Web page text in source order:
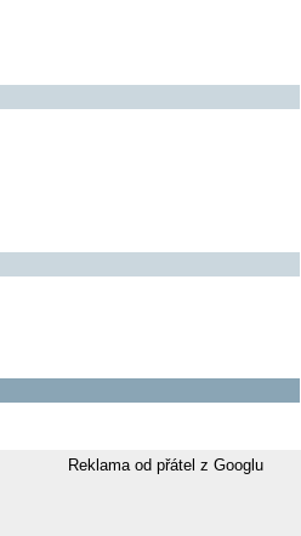
Reklama od přátel z Googlu